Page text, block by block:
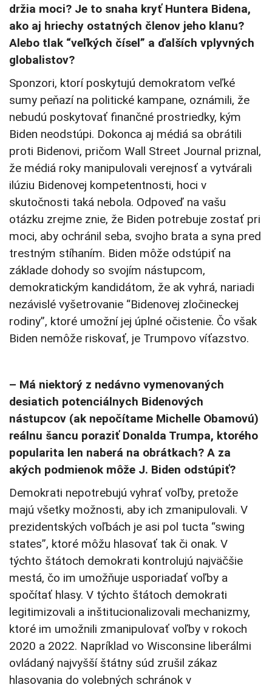
držia moci? Je to snaha kryť Huntera Bidena,
ako aj hriechy ostatných členov jeho klanu?
Alebo tlak “veľkých čísel” a ďalších vplyvných
globalistov?
Sponzori, ktorí poskytujú demokratom veľké
sumy peňazí na politické kampane, oznámili, že
nebudú poskytovať finančné prostriedky, kým
Biden neodstúpi. Dokonca aj médiá sa obrátili
proti Bidenovi, pričom Wall Street Journal priznal,
že médiá roky manipulovali verejnosť a vytvárali
ilúziu Bidenovej kompetentnosti, hoci v
skutočnosti taká nebola. Odpoveď na vašu
otázku zrejme znie, že Biden potrebuje zostať pri
moci, aby ochránil seba, svojho brata a syna pred
trestným stíhaním. Biden môže odstúpiť na
základe dohody so svojím nástupcom,
demokratickým kandidátom, že ak vyhrá, nariadi
nezávislé vyšetrovanie “Bidenovej zločineckej
rodiny”, ktoré umožní jej úplné očistenie. Čo však
Biden nemôže riskovať, je Trumpovo víťazstvo.
– Má niektorý z nedávno vymenovaných
desiatich potenciálnych Bidenových
nástupcov (ak nepočítame Michelle Obamovú)
reálnu šancu poraziť Donalda Trumpa, ktorého
popularita len naberá na obrátkach? A za
akých podmienok môže J. Biden odstúpiť?
Demokrati nepotrebujú vyhrať voľby, pretože
majú všetky možnosti, aby ich zmanipulovali. V
prezidentských voľbách je asi pol tucta “swing
states”, ktoré môžu hlasovať tak či onak. V
týchto štátoch demokrati kontrolujú najväčšie
mestá, čo im umožňuje usporiadať voľby a
spočítať hlasy. V týchto štátoch demokrati
legitimizovali a inštitucionalizovali mechanizmy,
ktoré im umožnili zmanipulovať voľby v rokoch
2020 a 2022. Napríklad vo Wisconsine liberálmi
ovládaný najvyšší štátny súd zrušil zákaz
hlasovania do volebných schránok v